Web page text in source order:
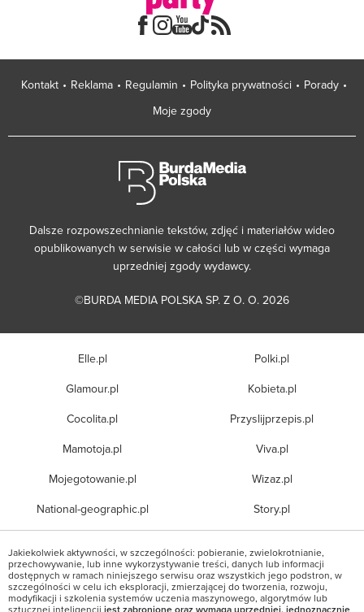
Kontakt Reklama Regulamin Polityka prywatności
Porady
Moje zgody
Dalsze rozpowszechnianie tekstów, zdjęć i materiałów wideo
opublikowanych w serwisie w całości lub w części wymaga
uprzedniej zgody wydawcy.
©BURDA MEDIA POLSKA SP. Z O. O. 2026
Elle.pl
Glamour.pl
Cocolita.pl
Mamotoja.pl
Mojegotowanie.pl
National-geographic.pl
Polki.pl
Kobieta.pl
Przyslijprzepis.pl
Viva.pl
Wizaz.pl
Story.pl
Jakiekolwiek aktywności, w szczególności: pobieranie, zwielokrotnianie,
przechowywanie, lub inne wykorzystywanie treści, danych lub informacji
dostępnych w ramach niniejszego serwisu oraz wszystkich jego podstron, w
szczególności w celu ich eksploracji, zmierzającej do tworzenia, rozwoju,
modyfikacji i szkolenia systemów uczenia maszynowego, algorytmów lub
sztucznej inteligencji jest zabronione oraz wymaga uprzedniej, jednoznacznie